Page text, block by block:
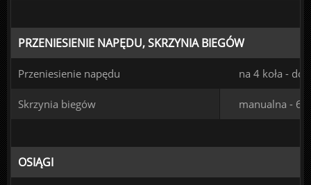
PRZENIESIENIE NAPĘDU, SKRZYNIA BIEGÓW
Przeniesienie napędu na 4 koła -
Skrzynia biegów manualna - 6
OSIĄGI